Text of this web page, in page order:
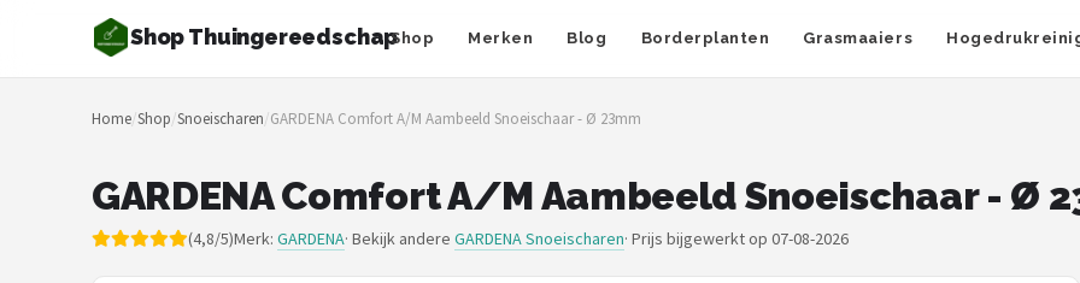
Shop ThuingereedschapShop Merken Blog Borderplanten Grasmaaiers
Zoeken
NAVIGATIE
Merken
Home/Shop/Snoeischaren/GARDENA Comfort A/M Aambeeld Snoeischaar - Ø 23mm
GARDENA Comfort A/M Aambeeld Snoeischaar - Ø
(4,8/5)Merk: GARDENA· Bekijk andere GARDENA Snoeischaren· Prijs bijgewerkt op 07-08-2026